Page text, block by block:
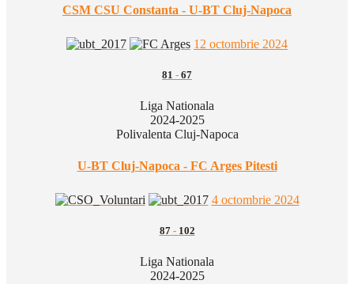
CSM CSU Constanta - U-BT Cluj-Napoca
12 octombrie 2024
81 - 67
Liga Nationala
2024-2025
Polivalenta Cluj-Napoca
U-BT Cluj-Napoca - FC Arges Pitesti
4 octombrie 2024
87- 102
Liga Nationala
2024-2025